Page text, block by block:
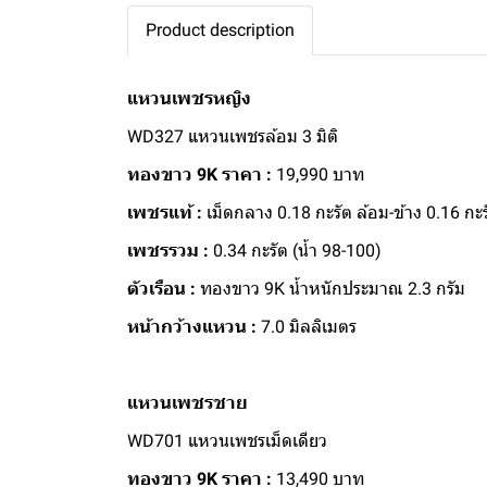
Product description
แหวนเพชรหญิง
WD327 แหวนเพชรล้อม 3 มิติ
ทองขาว 9K ราคา : 19,990 บาท
เพชรแท้ : เม็ดกลาง 0.18 กะรัต ล้อม-ข้าง 0.16 กะ
เพชรรวม : 0.34 กะรัต (น้ำ 98-100)
ตัวเรือน : ทองขาว 9K น้ำหนักประมาณ 2.3 กรัม
หน้ากว้างแหวน : 7.0 มิลลิเมตร
แหวนเพชรชาย
WD701 แหวนเพชรเม็ดเดียว
ทองขาว 9K ราคา : 13,490 บาท